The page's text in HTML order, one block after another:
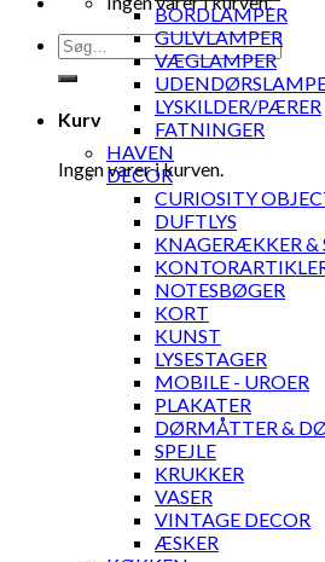
Søg
efter:
Kurv
Ingen varer i kurven.
BORDLAMPER
GULVLAMPER
VÆGLAMPER
LYSKILDER/PÆRER
FATNINGER
HAVEN
DECOR
CURIOSITY
DUFTLYS
KNAGERÆKKER &
NOTESBØGER
KORT
KUNST
LYSESTAGER
MOBILE - UROER
PLAKATER
DØRMÅTTER &
SPEJLE
KRUKKER
VASER
VINTAGE DECOR
ÆSKER